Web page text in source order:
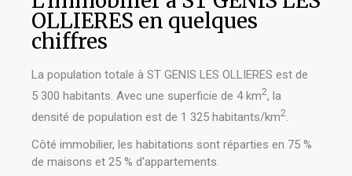
OLLIERES en quelques
chiffres
La population totale à ST GENIS LES OLLIERES est de
5 300 habitants. Avec une superficie de 4 km2, la
densité de population est de 1 325 habitants/km2.
Côté immobilier, les habitations sont réparties en 75 %
de maisons et 25 % d'appartements.